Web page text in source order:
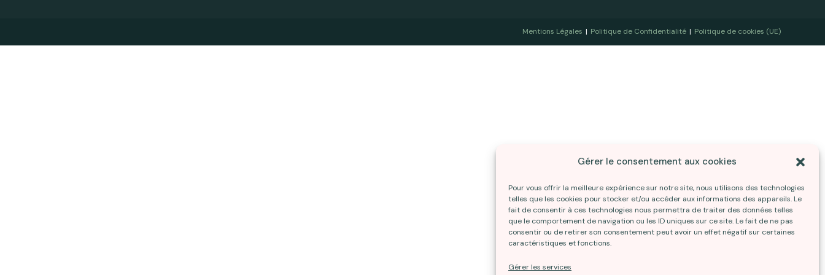
Gérer le consentement aux cookies
Pour vous offrir la meilleure expérience sur notre site, nous utilisons des technologies
telles que les cookies pour stocker et/ou accéder aux informations des appareils. Le
fait de consentir à ces technologies nous permettra de traiter des données telles
que le comportement de navigation ou les ID uniques sur ce site. Le fait de ne pas
consentir ou de retirer son consentement peut avoir un effet négatif sur certaines
caractéristiques et fonctions.
Gérer les services
Mentions Légales Politique de Confidentialité Politique de cookies (UE)